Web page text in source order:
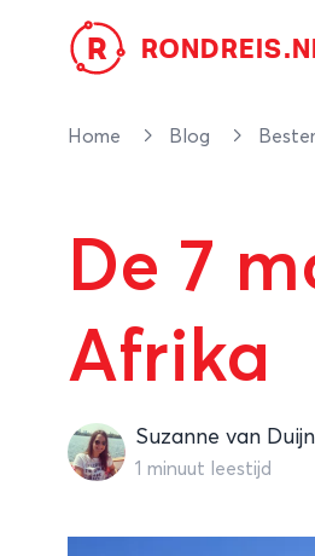
R
Home Blog
De 7
Afrika
Suzanne van Duijn
Suzanne van Duijn
1 minuut leestijd